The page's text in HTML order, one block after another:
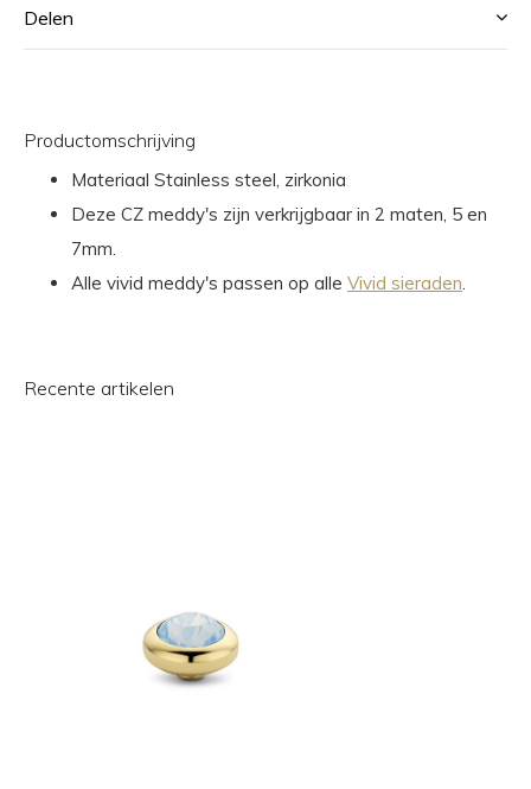
Delen
Productomschrijving
Materiaal Stainless steel, zirkonia
Deze CZ meddy's zijn verkrijgbaar in 2 maten, 5 en
7mm.
Alle vivid meddy's passen op alle Vivid sieraden.
Recente artikelen